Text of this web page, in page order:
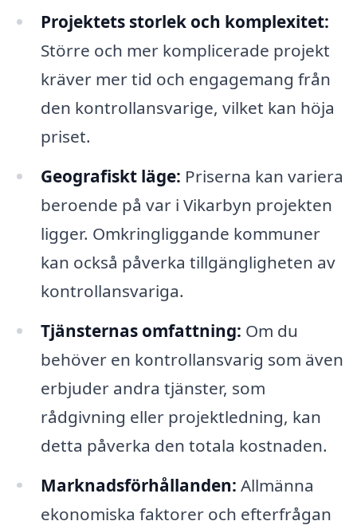
Projektets storlek och komplexitet:
Större och mer komplicerade projekt
kräver mer tid och engagemang från
den kontrollansvarige, vilket kan höja
priset.
Geografiskt läge: Priserna kan variera
beroende på var i Vikarbyn projekten
ligger. Omkringliggande kommuner
kan också påverka tillgängligheten av
kontrollansvariga.
Tjänsternas omfattning: Om du
behöver en kontrollansvarig som även
erbjuder andra tjänster, som
rådgivning eller projektledning, kan
detta påverka den totala kostnaden.
Marknadsförhållanden: Allmänna
ekonomiska faktorer och efterfrågan